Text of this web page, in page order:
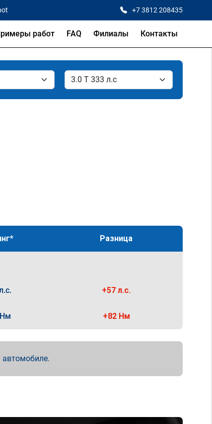
+7 3812 208435
работ FAQ Филиалы Контакты
Разница
+57 л.с.
+82 Нм